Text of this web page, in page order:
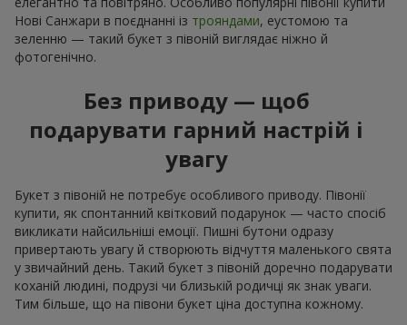
Нові Санжари в поєднанні із трояндами, еустомою та
зеленню — такий букет з півоній виглядає ніжно й
фотогенічно.
Без приводу — щоб
подарувати гарний настрій і
увагу
Букет з півоній не потребує особливого приводу. Півонії
купити, як спонтанний квітковий подарунок — часто спосіб
викликати найсильніші емоції. Пишні бутони одразу
привертають увагу й створюють відчуття маленького свята
у звичайний день. Такий букет з півоній доречно подарувати
коханій людині, подрузі чи близькій родичці як знак уваги.
Тим більше, що на півони букет ціна доступна кожному.